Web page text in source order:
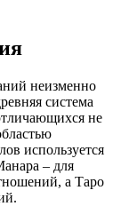
неизменно
система
не
используется
– для
а Таро